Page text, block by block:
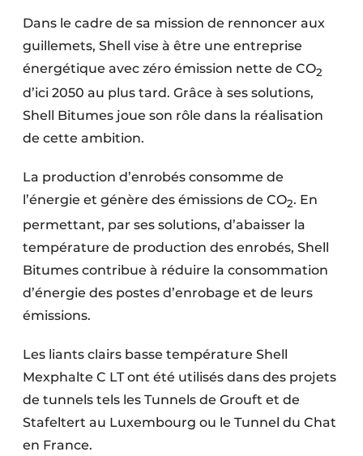
Dans le cadre de sa mission de rennoncer aux
guillemets, Shell vise à être une entreprise
énergétique avec zéro émission nette de CO2
d’ici 2050 au plus tard. Grâce à ses solutions,
Shell Bitumes joue son rôle dans la réalisation
de cette ambition.
La production d’enrobés consomme de
l’énergie et génère des émissions de CO2. En
permettant, par ses solutions, d’abaisser la
température de production des enrobés, Shell
Bitumes contribue à réduire la consommation
d’énergie des postes d’enrobage et de leurs
émissions.
Les liants clairs basse température Shell
Mexphalte C LT ont été utilisés dans des projets
de tunnels tels les Tunnels de Grouft et de
Stafeltert au Luxembourg ou le Tunnel du Chat
en France.